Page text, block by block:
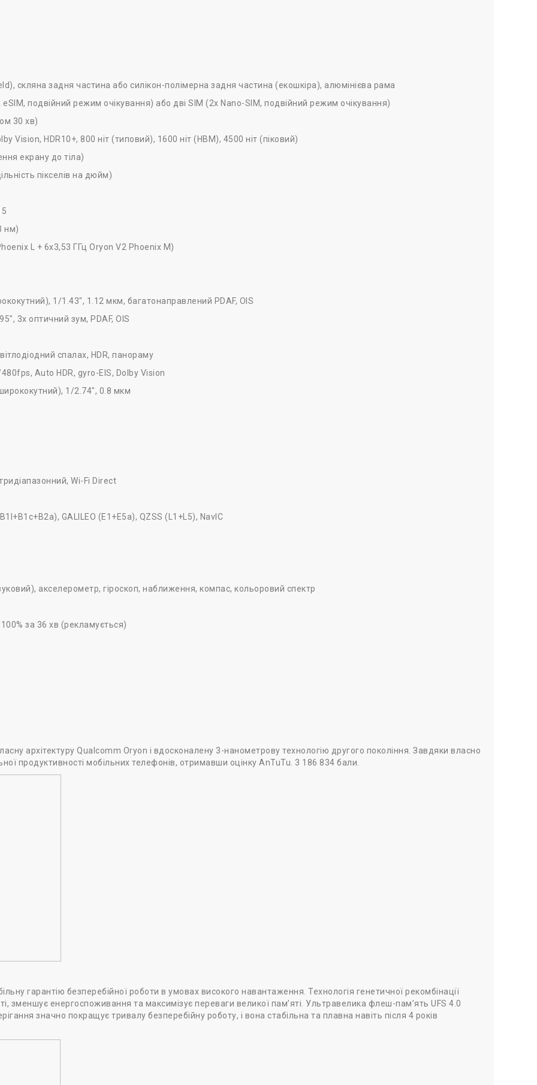
скляна задня частина або силікон-полімерна задня частина (екошкіра), алюмінієва рама
подвійний режим очікування) або дві SIM (2x Nano-SIM, подвійний режим очікування)
30 хв)
Vision, HDR10+, 800 ніт (типовий), 1600 ніт (HBM), 4500 ніт (піковий)
екрану до тіла)
пікселів на дюйм)
нм)
L + 6x3,53 ГГц Oryon V2 Phoenix M)
1/1.43", 1.12 мкм, багатонаправлений PDAF, OIS
3x оптичний зум, PDAF, OIS
спалах, HDR, панораму
Auto HDR, gyro-EIS, Dolby Vision
1/2.74", 0.8 мкм
Wi-Fi Direct
GALILEO (E1+E5a), QZSS (L1+L5), NavIC
акселерометр, гіроскоп, наближення, компас, кольоровий спектр
за 36 хв (рекламується)
архітектуру Qualcomm Oryon і вдосконалену 3-нанометрову технологію другого покоління. Завдяки власно
продуктивності мобільних телефонів, отримавши оцінку AnTuTu. 3 186 834 бали.
гарантію безперебійної роботи в умовах високого навантаження. Технологія генетичної рекомбінації
зменшує енергоспоживання та максимізує переваги великої пам’яті. Ультравелика флеш-пам’ять UFS 4.0
значно покращує тривалу безперебійну роботу, і вона стабільна та плавна навіть після 4 років